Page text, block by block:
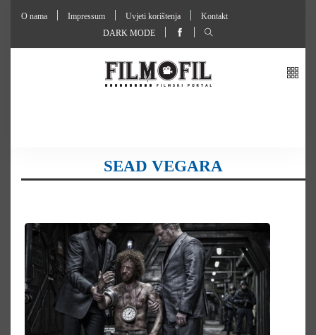
O nama Impressum Uvjeti korištenja
Kontakt
DARK MODE
SEAD VEGARA